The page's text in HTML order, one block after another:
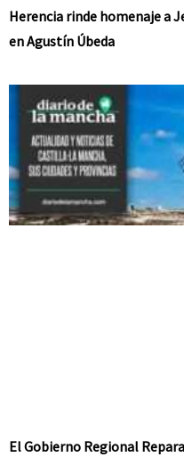
Herencia rinde homenaje a
en Agustín Úbeda
El Gobierno Regional